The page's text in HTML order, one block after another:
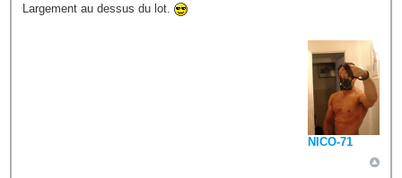
Largement au dessus du lot.
NICO-71